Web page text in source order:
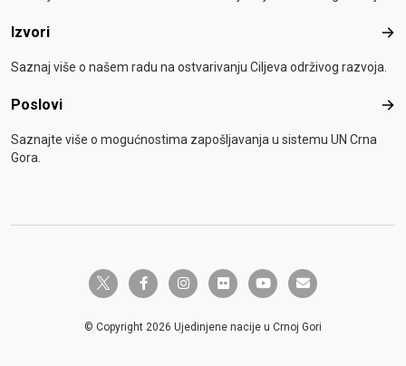
Izvori
Saznaj više o našem radu na ostvarivanju Ciljeva održivog razvoja.
Poslovi
Saznajte više o mogućnostima zapošljavanja u sistemu UN Crna
Gora.
twitter-x facebook-finstagramflickr youtube envelope
© Copyright 2026 Ujedinjene nacije u Crnoj Gori